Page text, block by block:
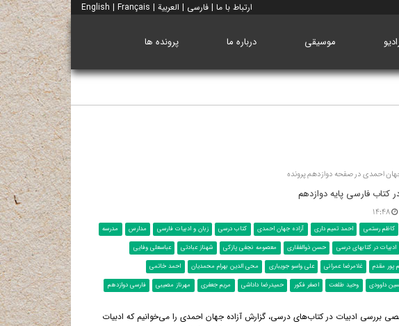
ارتباط با ما | فارسی | العربية |
English | Français
موسیقی درباره ما پرونده ها
جهان احمدی در صفحه دوازدهم پرونده
کتاب فارسی پایه دوازدهم
۱۴:۴۸
کاظم رستمی احمد تمیم داری آزاده جهان احمدی کتاب درسی زبان و ادبیات فارسی مدارس
مدرسه
ادبیات در کتابهای درسی حسن ذوالفقاری معصومه نجفی پازکی شهناز عبادتی
عباسعلی وفایی
مقدم غلامرضا عمرانی علی واسو جویباری محی الدین بهرام محمدیان
احمد خاتمی
داوودی وحید طلعت اصغر فکور حمیدرضا داداشی مریم جعفری مهرناز مصیبی فارسی دوازدهم
بررسی ادبیات در کتاب‌‌های درسی، گزارش آزاده جهان احمدی را می‌خوانیم که ادبیات